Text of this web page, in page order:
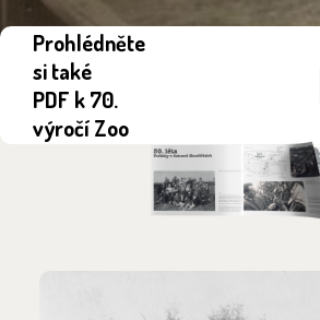
Prohlédněte
si také
PDF k 70.
výročí Zoo